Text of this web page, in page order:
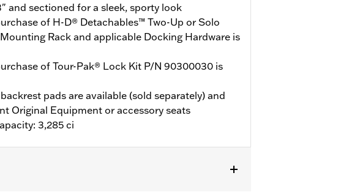
and sectioned for a sleek, sporty look
of H-D® Detachables™ Two-Up or Solo
Rack and applicable Docking Hardware is
of Tour-Pak® Lock Kit P/N 90300030 is
pads are available (sold separately) and
Original Equipment or accessory seats
3,285 ci